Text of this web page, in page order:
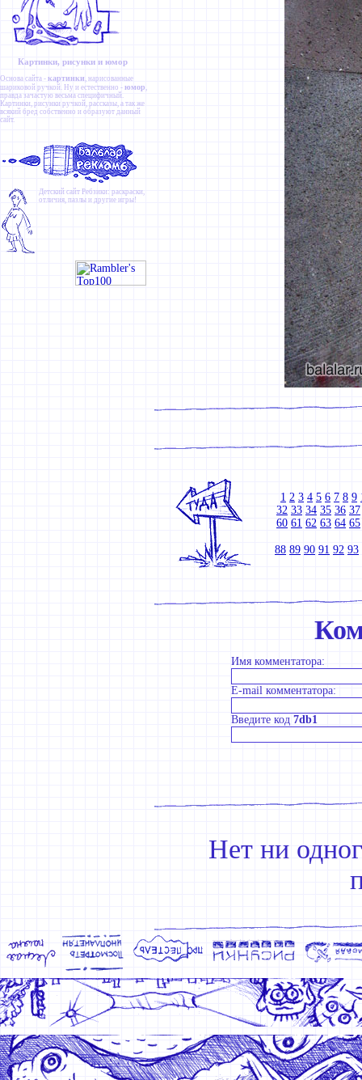
Картинки, рисунки и юмор
Основа сайта - картинки , нарисованные
шариковой ручкой. Ну и естественно - юмор ,
правда зачастую весьма специфичный.
Картинки, рисунки ручкой, рассказы, а так же
всякий бред собственно и образуют данный
сайт.
Детский сайт Ребзики: раскраски,
отличия, пазлы и другие игры!
1 2 3 4 5 6 7 8 9
32 33 34 35 36 37
60 61 62 63 64 65
88 89 90 91 92 93
Имя комментатора:
E-mail комментатора:
Введите код 7db1
Нет ни